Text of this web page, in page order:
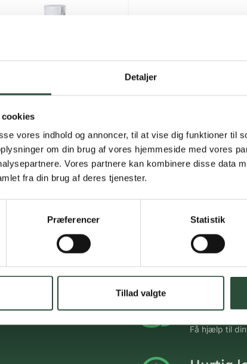
Detaljer
vores indhold og annoncer, til at vise dig funktioner til
om din brug af vores hjemmeside med vores
Vores partnere kan kombinere disse data
fra din brug af deres tjenester.
Præferencer Statistik
Tillad valgte
Kjems Aps
3%
ml desinfektionsmiddel
online
Gratis
Gælder ikke
Få hjælp til